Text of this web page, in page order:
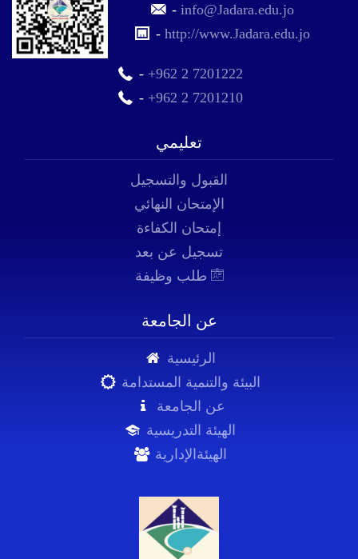
-info@Jadara.edu.jo
-http://www.Jadara.edu.jo
- +962 2 7201222
- +962 2 7201210
تعليمي
القبول والتسجيل
الإمتحان النهائي
إمتحان الكفاءة
تسجيل عن بعد
عن الجامعة
الرئيسية
البيئة والتنمية المستدامة
عن الجامعة
الهيئة التدريسية
الهيئةالإدارية